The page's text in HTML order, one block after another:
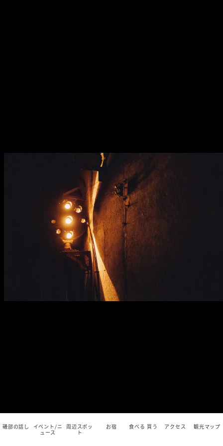
磯部の話し
イベント/ニ
ュース
周辺スポッ
ト
お宿 食べる 買う アクセス 観光マップ